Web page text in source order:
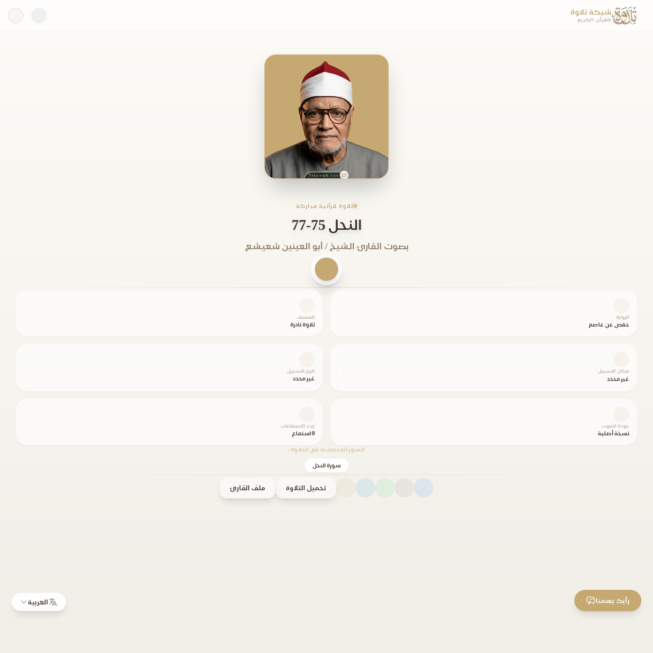
شبكة تلاوة
للقرآن الكريم
تلاوة قرآنية مباركة
النحل 75-77
بصوت القارئ الشيخ / أبو العينين شعيشع
الرواية
حفص عن عاصم
المصحف
تلاوة نادرة
مكان التسجيل
غير محدد
تاريخ التسجيل
غير محدد
جودة الصوت
نسخة أصلية
عدد الاستماعات
0 استماع
السور المتضمنة في التلاوة:
سورة النحل
تحميل التلاوة ملف القارئ
العربية رأيك يهمنا